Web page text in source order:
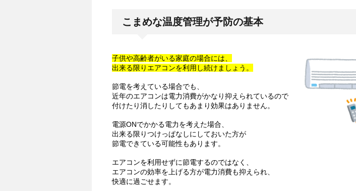
こまめな温度管理が予防の基本
子供や高齢者がいる家庭の場合には、
出来る限りエアコンを利用し続けましょう。
節電を考えている場合でも、
近年のエアコンは電力消費がかなり抑えられているので
付けたり消したりしてもあまり効果はありません。
電源ONでかかる電力を考えた場合、
出来る限りつけっぱなしにしておいた方が
節電できている可能性もあります。
エアコンを利用せずに節電するのではなく、
エアコンの効率を上げる方が電力消費も抑えられ、
快適に過ごせます。